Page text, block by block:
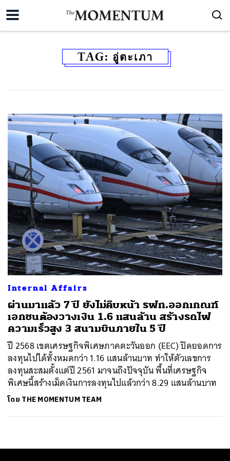
TAG: อู่ตะเภา
Internal Affairs
ผ่านมาแล้ว 7 ปี ยังไม่คืบหน้า รฟท.ออกเกณฑ์
เอกชนต้องวางเงิน 1.6 แสนล้าน สร้างรถไฟ
ความเร็วสูง 3 สนามบินภายใน 5 ปี
ปี 2568 เขตเศรษฐกิจพิเศษภาคตะวันออก (EEC) ปิดยอดการ
ลงทุนไปได้ทั้งหมดกว่า 1.16 แสนล้านบาท ทำให้ตัวเลขการ
ลงทุนสะสมตั้งแต่ปี 2561 มาจนถึงปัจจุบัน พื้นที่เศรษฐกิจ
พิเศษนี้สร้างเม็ดเงินการลงทุนไปแล้วกว่า 8.29 แสนล้านบาท
โดย THE MOMENTUM TEAM
ค้นหา
SHARE TWEET LINE EMAIL